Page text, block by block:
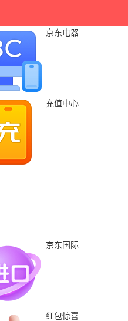
京东电器
充值中心
京东国际
红包惊喜